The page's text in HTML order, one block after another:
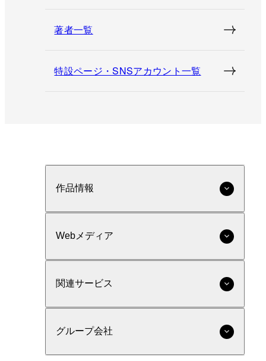
著者一覧
特設ページ・SNSアカウント一覧
作品情報
Webメディア
関連サービス
グループ会社